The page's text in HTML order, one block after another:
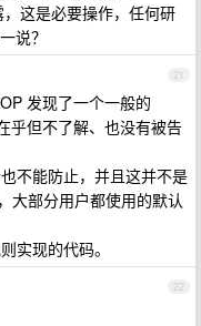
这是必要操作，任何研
说？
21
发现了一个一般的
乎但不了解、也没有被告
不能防止，并且这并不是
大部分用户都使用的默认
实现的代码。
22